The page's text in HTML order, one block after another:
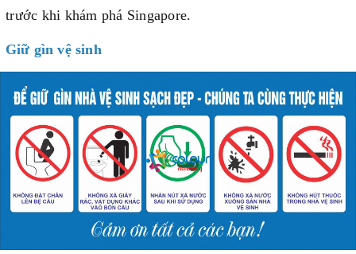
trước khi khám phá Singapore.
Giữ gìn vệ sinh